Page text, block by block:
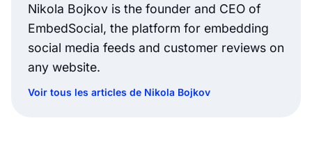
Nikola Bojkov is the founder and CEO of
EmbedSocial, the platform for embedding
social media feeds and customer reviews on
any website.
Voir tous les articles de Nikola Bojkov